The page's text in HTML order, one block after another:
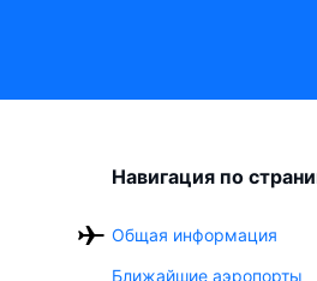
Навигация по
Общая информация
Ближайшие аэропорты